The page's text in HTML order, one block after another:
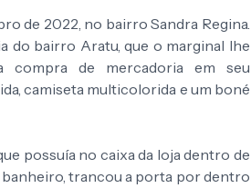
de 2022, no bairro Sandra Regina.
do bairro Aratu, que o marginal lhe
compra de mercadoria em seu
camiseta multicolorida e um boné
possuía no caixa da loja dentro de
trancou a porta por dentro